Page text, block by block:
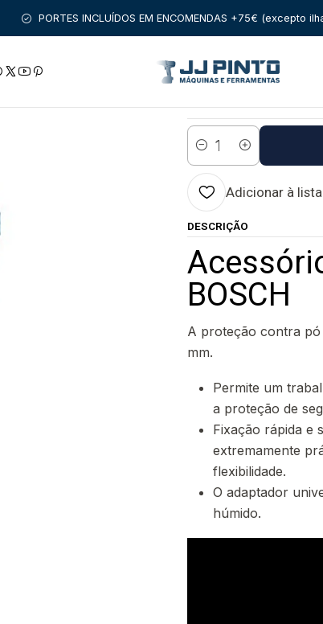
PORTES INCLUÍDOS EM ENCOMENDAS +75€ (excepto
ACESSÓRIOS ACESSORIOS PARA MAQUINAS Acessório de
Acessório de
Estado: Envio em
Quantidade
Adicionar à
DESCRIÇÃO
BOSCH
A proteção contra pó
mm.
Permite um
a proteção de
Fixação rápida e
extremamente
flexibilidade.
O adaptador
húmido.